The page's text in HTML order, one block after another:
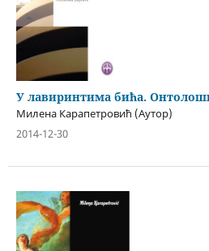
У лавиринтима бића.
Милена Карапетровић (Аутор)
2014-12-30